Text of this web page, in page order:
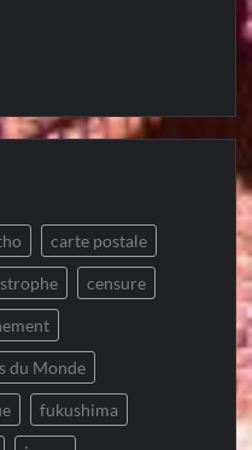
carte postale
censure
du Monde
fukushima